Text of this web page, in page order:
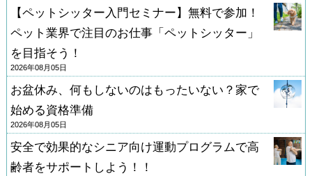
【ペットシッター入門セミナー】無料で参加！
ペット業界で注目のお仕事「ペットシッター」
を目指そう！
2026年08月05日
お盆休み、何もしないのはもったいない？家で
始める資格準備
2026年08月05日
安全で効果的なシニア向け運動プログラムで高
齢者をサポートしよう！！